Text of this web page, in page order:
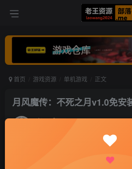
首页 游戏资源 单机游戏 正文
月风魔传：不死之月v1.0免安
老王